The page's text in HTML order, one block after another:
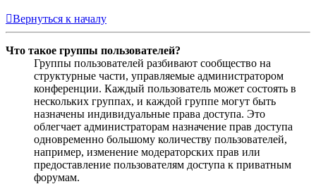
Вернуться к началу
Что такое группы пользователей?
Группы пользователей разбивают сообщество на
структурные части, управляемые администратором
конференции. Каждый пользователь может состоять в
нескольких группах, и каждой группе могут быть
назначены индивидуальные права доступа. Это
облегчает администраторам назначение прав доступа
одновременно большому количеству пользователей,
например, изменение модераторских прав или
предоставление пользователям доступа к приватным
форумам.